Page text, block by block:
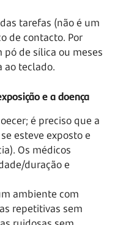
tarefas (não é um
de contacto. Por
de sílica ou meses
ao teclado.
e a doença
é preciso que a
esteve exposto e
Os médicos
duração e
ambiente com
repetitivas sem